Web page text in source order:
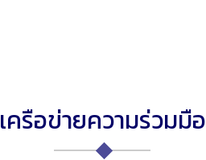
เครือข่ายความร่วมมือ